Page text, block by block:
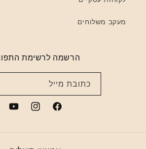
מעקב משלוחים
הרשמה לרשימת
כתובת מייל
Facebook
Instagram